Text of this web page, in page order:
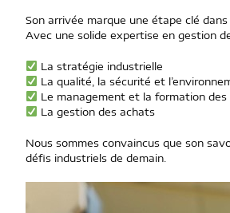
Son arrivée marque une étape clé
Avec une solide expertise en gestion
La stratégie industrielle
La qualité, la sécurité et
Le management et la formation des
La gestion des achats
Nous sommes convaincus que son
défis industriels de demain.